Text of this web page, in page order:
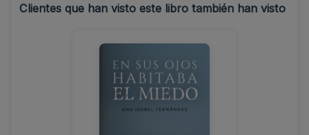
Clientes que han visto este libro también han visto